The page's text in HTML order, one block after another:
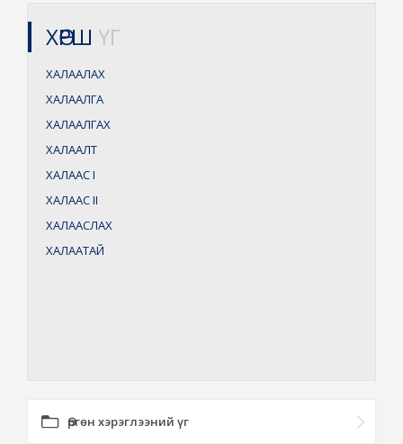
ХӨРШ ҮГ
ХАЛААЛАХ
ХАЛААЛГА
ХАЛААЛГАХ
ХАЛААЛТ
ХАЛААСI
ХАЛААСII
ХАЛААСЛАХ
ХАЛААТАЙ
Өргөн хэрэглээний үг